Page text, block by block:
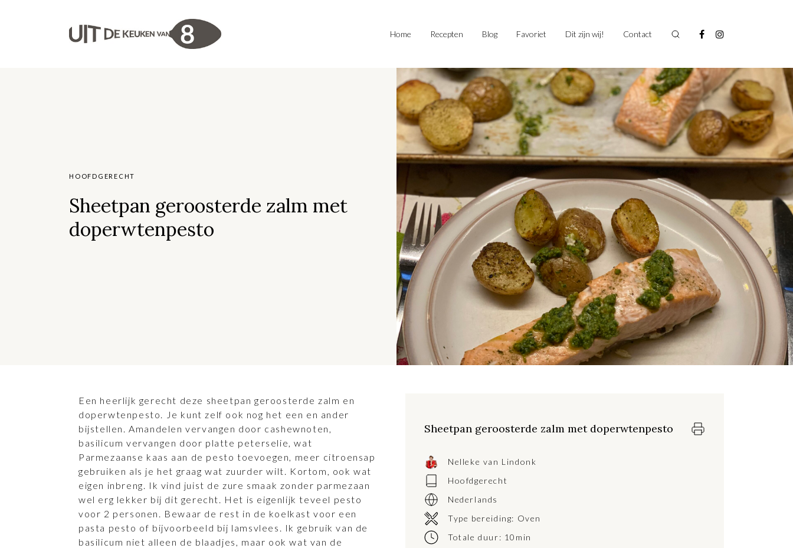
Home Recepten Blog Favoriet Dit zijn wij! Contact
HOOFDGERECHT
Sheetpan geroosterde zalm met
doperwtenpesto
Een heerlijk gerecht deze sheetpan geroosterde zalm en
doperwtenpesto. Je kunt zelf ook nog het een en ander
bijstellen. Amandelen vervangen door cashewnoten,
basilicum vervangen door platte peterselie, wat
Parmezaanse kaas aan de pesto toevoegen, meer citroensap
gebruiken als je het graag wat zuurder wilt. Kortom, ook wat
eigen inbreng. Ik vind juist de zure smaak zonder parmezaan
wel erg lekker bij dit gerecht. Het is eigenlijk teveel pesto
voor 2 personen. Bewaar de rest in de koelkast voor een
pasta pesto of bijvoorbeeld bij lamsvlees. Ik gebruik van de
basilicum niet alleen de blaadjes, maar ook wat van de
Sheetpan geroosterde zalm met doperwtenpesto
Nelleke van Lindonk
Hoofdgerecht
Nederlands
Type bereiding: Oven
Totale duur: 10min